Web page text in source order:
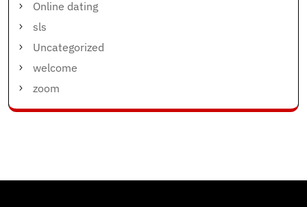
Online dating
sls
Uncategorized
welcome
zoom